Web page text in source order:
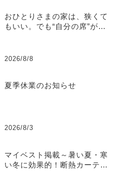
おひとりさまの家は、狭くて
もいい。でも“自分の席”がな
2026/8/8
夏季休業のお知らせ
2026/8/3
マイベスト掲載～暑い夏・寒
い冬に効果的！断熱カーテン